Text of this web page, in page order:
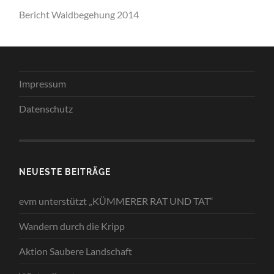
Bericht Waldbegehung 2014
Impressum
Datenschutz
NEUESTE BEITRÄGE
evm unterstützt „KÜMMERER RAT UND TAT“
Wandern durch die Kripp
Aktion Saubere Landschaft